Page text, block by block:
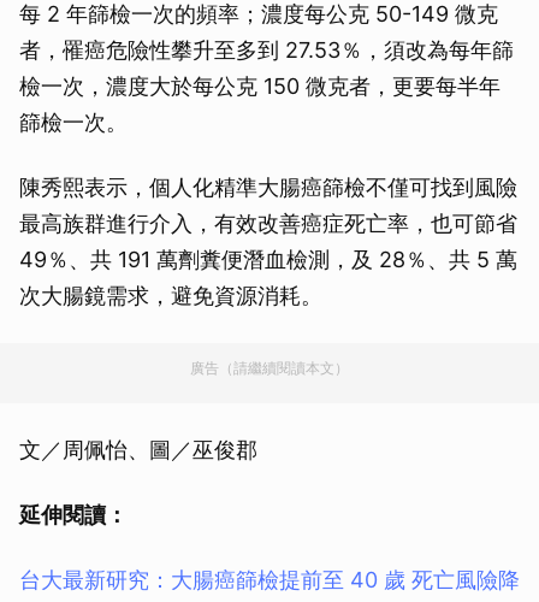
每 2 年篩檢一次的頻率；濃度每公克 50-149 微克
者，罹癌危險性攀升至多到 27.53％，須改為每年篩
檢一次，濃度大於每公克 150 微克者，更要每半年
篩檢一次。
陳秀熙表示，個人化精準大腸癌篩檢不僅可找到風險
最高族群進行介入，有效改善癌症死亡率，也可節省
49％、共 191 萬劑糞便潛血檢測，及 28％、共 5 萬
次大腸鏡需求，避免資源消耗。
廣告（請繼續閱讀本文）
文／周佩怡、圖／巫俊郡
延伸閱讀：
台大最新研究：大腸癌篩檢提前至 40 歲 死亡風險降